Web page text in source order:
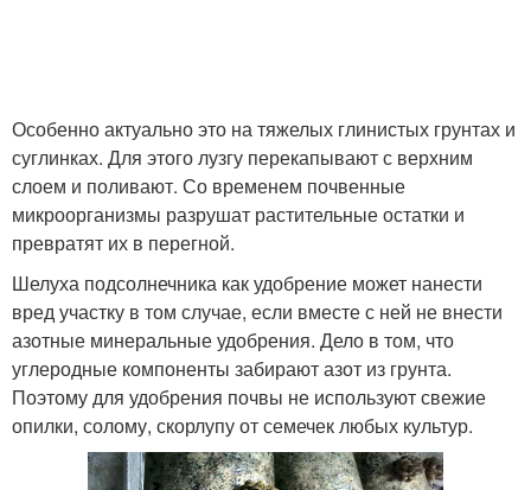
Особенно актуально это на тяжелых глинистых грунтах и
суглинках. Для этого лузгу перекапывают с верхним
слоем и поливают. Со временем почвенные
микроорганизмы разрушат растительные остатки и
превратят их в перегной.
Шелуха подсолнечника как удобрение может нанести
вред участку в том случае, если вместе с ней не внести
азотные минеральные удобрения. Дело в том, что
углеродные компоненты забирают азот из грунта.
Поэтому для удобрения почвы не используют свежие
опилки, солому, скорлупу от семечек любых культур.